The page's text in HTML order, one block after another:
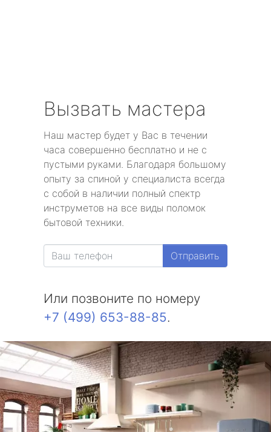
Вызвать мастера
Наш мастер будет у Вас в течении
часа совершенно бесплатно и не с
пустыми руками. Благодаря большому
опыту за спиной у специалиста всегда
с собой в наличии полный спектр
инструметов на все виды поломок
бытовой техники.
Отправить
Или позвоните по номеру
+7 (499) 653-88-85.